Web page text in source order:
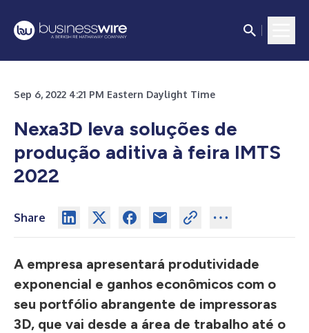
Sep 6, 2022 4:21 PM Eastern Daylight Time
Nexa3D leva soluções de
produção aditiva à feira IMTS
2022
Share
A empresa apresentará produtividade
exponencial e ganhos econômicos com o
seu portfólio abrangente de impressoras
3D, que vai desde a área de trabalho até o